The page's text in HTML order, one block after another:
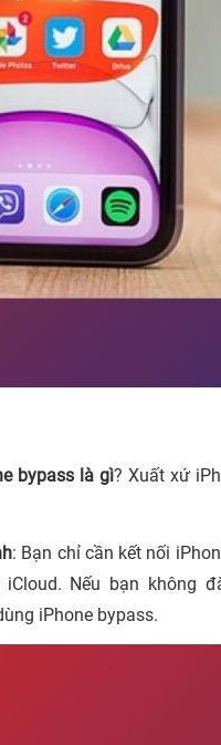
bypass là gì? Xuất xứ
: Bạn chỉ cần kết nối
Nếu bạn không
iPhone bypass.